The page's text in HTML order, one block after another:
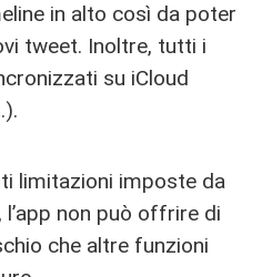
in alto così da poter
tweet. Inoltre, tutti i
su iCloud
limitazioni imposte da
non può offrire di
che altre funzioni